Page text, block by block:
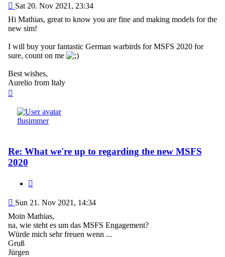
Post
Sat 20. Nov 2021, 23:34
Hi Mathias, great to know you are fine and making models for the
new sim!
I will buy your fantastic German warbirds for MSFS 2020 for
sure, count on me
Best wishes,
Aurelio from Italy
flusimmer
Re: What we're up to regarding the new MSFS
2020
Post
Sun 21. Nov 2021, 14:34
Moin Mathias,
na, wie steht es um das MSFS Engagement?
Würde mich sehr freuen wenn ...
Gruß
Jürgen